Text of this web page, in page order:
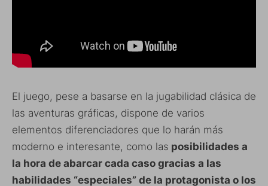
El juego, pese a basarse en la jugabilidad clásica de
las aventuras gráficas, dispone de varios
elementos diferenciadores que lo harán más
moderno e interesante, como las posibilidades a
la hora de abarcar cada caso gracias a las
habilidades “especiales” de la protagonista o los